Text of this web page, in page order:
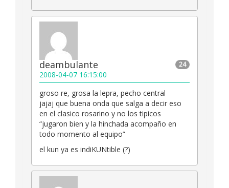
24
deambulante
2008-04-07 16:15:00
groso re, grosa la lepra, pecho central
jajaj que buena onda que salga a decir eso
en el clasico rosarino y no los tipicos
“jugaron bien y la hinchada acompaño en
todo momento al equipo”
el kun ya es indiKUNtible (?)